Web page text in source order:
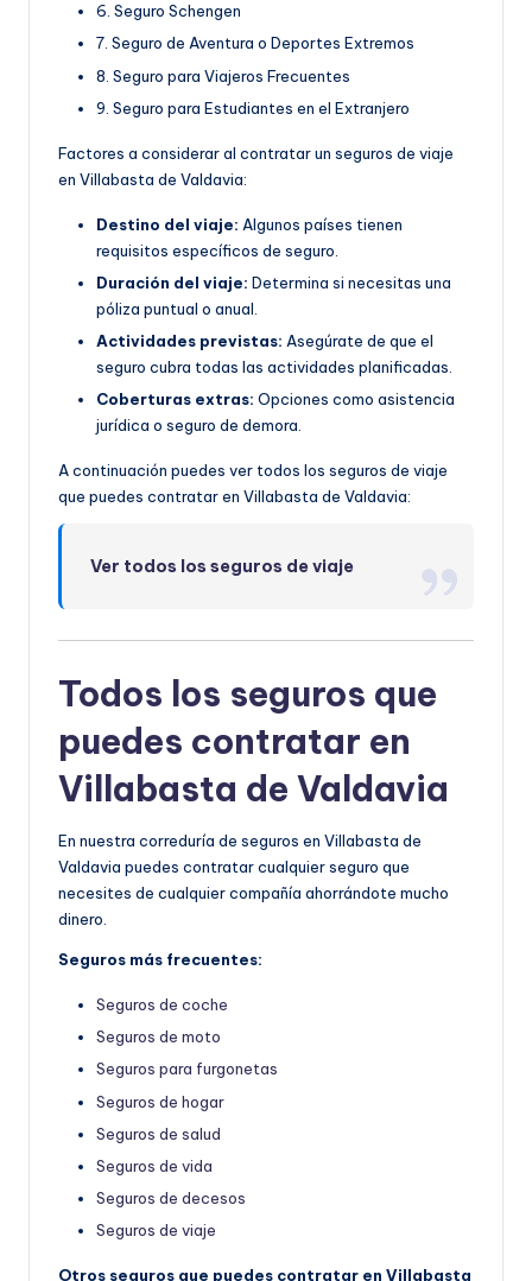
6. Seguro Schengen
7. Seguro de Aventura o Deportes Extremos
8. Seguro para Viajeros Frecuentes
9. Seguro para Estudiantes en el Extranjero
Factores a considerar al contratar un seguros de viaje
en Villabasta de Valdavia:
Destino del viaje: Algunos países tienen
requisitos específicos de seguro.
Duración del viaje: Determina si necesitas una
póliza puntual o anual.
Actividades previstas: Asegúrate de que el
seguro cubra todas las actividades planificadas.
Coberturas extras: Opciones como asistencia
jurídica o seguro de demora.
A continuación puedes ver todos los seguros de viaje
que puedes contratar en Villabasta de Valdavia:
Ver todos los seguros de viaje
Todos los seguros que
puedes contratar en
Villabasta de Valdavia
En nuestra correduría de seguros en Villabasta de
Valdavia puedes contratar cualquier seguro que
necesites de cualquier compañía ahorrándote mucho
dinero.
Seguros más frecuentes:
Seguros de coche
Seguros de moto
Seguros para furgonetas
Seguros de hogar
Seguros de salud
Seguros de vida
Seguros de decesos
Seguros de viaje
Otros seguros que puedes contratar en Villabasta